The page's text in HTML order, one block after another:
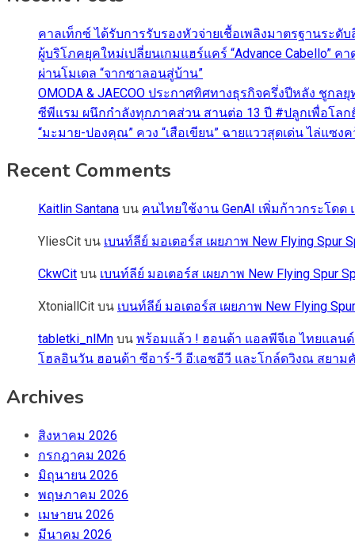
คาลเท็กซ์ ได้รับการรับรองหัวจ่ายเชื้อเพลิงมาตรฐานร
ผู้บริโภคยุคใหม่เปลี่ยนเกมแฮร์แคร์ “Advance
ผ่านโมเดล “จากซาลอนสู่บ้าน”
OMODA & JAECOO ประกาศทิศทางธุรกิจครึ่งปีหลัง ชูกล
ซีพีแรม ผนึกกำลังทุกภาคส่วน สานต่อ 13 ปี #ปลูกเพื่อโลก
“มะมาย-ปองคุณ” ควง “เสือเขียน” ฉายแววสุดเด่น ไล่แ
Recent Comments
Kaitlin Santana บน คนไทยใช้งาน GenAI เพิ่มก้าวกระโด
YliesCit บน เบนท์ลีย์ มอเตอร์ส เผยภาพ New Flying
CkwCit บน เบนท์ลีย์ มอเตอร์ส เผยภาพ New Flying Spur
XtoniallCit บน เบนท์ลีย์ มอเตอร์ส เผยภาพ New Flying
tabletki_nlMn บน พร้อมแล้ว ! ฮอนด้า แอลพีจีเอ ไทยแลนด์
โฮลอินวัน ฮอนด้า ซีอาร์-วี อี:เอชอีวี และโกล์ดวิงณ สยา
Archives
สิงหาคม 2026
กรกฎาคม 2026
มิถุนายน 2026
พฤษภาคม 2026
เมษายน 2026
มีนาคม 2026